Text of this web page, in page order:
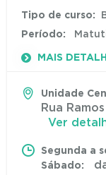
Tipo de curso:
Período:
MAIS
Unidade
Rua
Ver
Segunda a
Sábado: